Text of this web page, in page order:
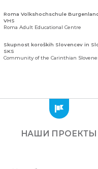
Roma Volkshochschule
VHS
Roma Adult Educational Centre
Skupnost koroških Slovencev in
SKS
Community of the Carinthian
Zajednica Crnogoraca u Albaniji
ElbasanНАШИ ПРОЕКТЫ